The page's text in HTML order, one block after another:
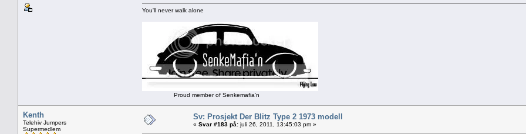
You'll never walk alone
Proud member of Senkemafia'n
Kenth
Telehiv Jumpers
Supermedlem
Sv: Prosjekt Der Blitz Type 2 1973 modell
« Svar #183 på: juli 26, 2011, 13:45:03 pm »